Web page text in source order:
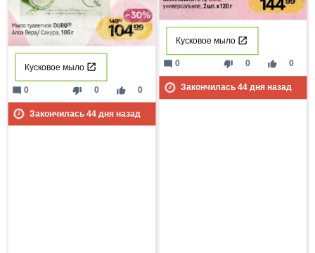
Кусковое мыло
thumb_down 0 thumb_up 0
mode_comment 0
Закончилась 44дня назад
Кусковое мыло
thumb_down 0 thumb_up 0
mode_comment 0
Закончилась 44дня назад